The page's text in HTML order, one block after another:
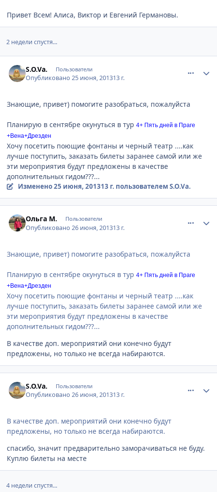
Привет Всем! Алиса, Виктор и Евгений Германовы.
2 недели спустя...
S.O.Va. Пользователи
Опубликовано25 июня, 201313 г.
Знающие, привет) помогите разобраться, пожалуйста
Планирую в сентябре окунуться в тур 4+ Пять дней в Праге
+Вена+Дрезден
Хочу посетить поющие фонтаны и черный театр ....как
лучше поступить, заказать билеты заранее самой или же
эти мероприятия будут предложены в качестве
дополнительных гидом???...
Изменено25 июня, 201313 г. пользователем S.O.Va.
Ольга М. Пользователи
Опубликовано26 июня, 201313 г.
Знающие, привет) помогите разобраться, пожалуйста
Планирую в сентябре окунуться в тур 4+ Пять дней в Праге
+Вена+Дрезден
Хочу посетить поющие фонтаны и черный театр ....как
лучше поступить, заказать билеты заранее самой или же
эти мероприятия будут предложены в качестве
дополнительных гидом???...
В качестве доп. мероприятий они конечно будут
предложены, но только не всегда набираются.
S.O.Va. Пользователи
Опубликовано26 июня, 201313 г.
В качестве доп. мероприятий они конечно будут
предложены, но только не всегда набираются.
спасибо, значит предварительно заморачиваться не буду.
Куплю билеты на месте
4 недели спустя...